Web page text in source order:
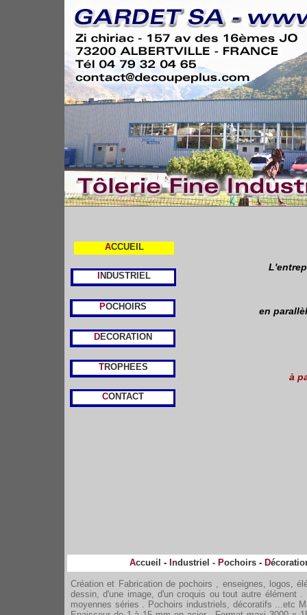
en
à
ACCUEIL
NDUSTRIEL
POCHOIRS
TROPHEES
CONTACT
Accueil - ndustriel - Pochoirs - D
Création et Fabrication de pochoirs , enseignes, logos,
dessin, d'une image, d'un croquis ou tout autre élément
moyennes séries . Pochoirs industriels, décoratifs ...etc
DECORATION